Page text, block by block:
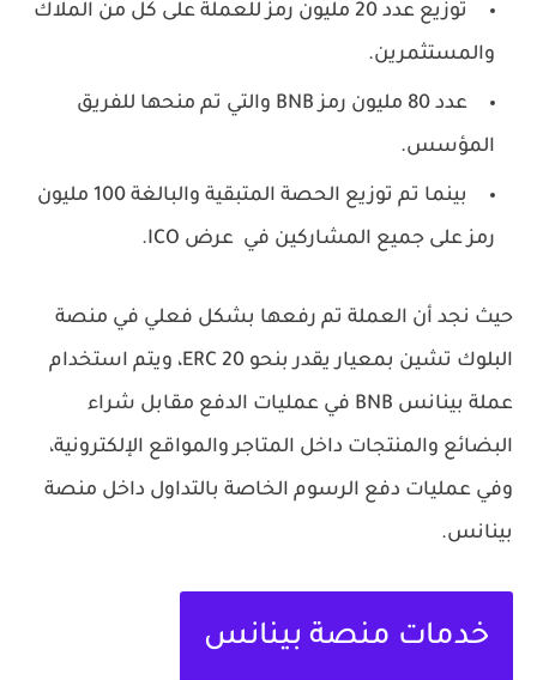
توزيع عدد 20 مليون رمز للعملة على كل من الملاك
والمستثمرين.
عدد 80 مليون رمز BNB والتي تم منحها للفريق
المؤسس.
بينما تم توزيع الحصة المتبقية والبالغة 100 مليون
رمز على جميع المشاركين في عرض ICO.
حيث نجد أن العملة تم رفعها بشكل فعلي في منصة
البلوك تشين بمعيار يقدر بنحو ERC 20، ويتم استخدام
عملة بينانس BNB في عمليات الدفع مقابل شراء
البضائع والمنتجات داخل المتاجر والمواقع الإلكترونية،
وفي عمليات دفع الرسوم الخاصة بالتداول داخل منصة
بينانس.
خدمات منصة بينانس